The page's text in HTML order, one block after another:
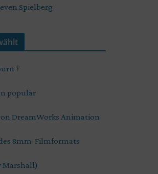
Spielberg
†
populär
DreamWorks Animation
8mm-Filmformats
Marshall)